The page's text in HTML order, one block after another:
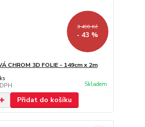
3 490 Kč
- 43 %
CHROM 3D FOLIE - 149cm x 2m
Skladem
Přidat do košíku